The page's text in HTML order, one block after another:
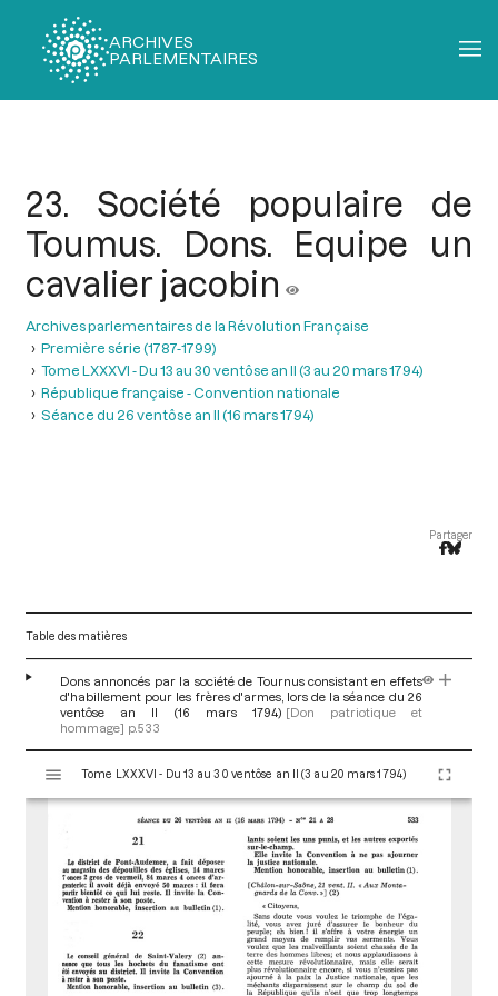
ARCHIVES
PARLEMENTAIRES
23. Société populaire de
Toumus. Dons. Equipe un
cavalier jacobin
Archives parlementaires de la Révolution Française
Première série (1787-1799)
Tome LXXXVI - Du 13 au 30 ventôse an II (3 au 20 mars 1794)
République française - Convention nationale
Séance du 26 ventôse an II (16 mars 1794)
Partager
Table des matières
Dons annoncés par la société de Tournus consistant en effets
d'habillement pour les frères d'armes, lors de la séance du 26
ventôse an II (16 mars 1794) [Don patriotique et
hommage] p.533
s
Tome LXXXVI - Du 13 au 30 ventôse an II (3 au 20 mars 1794)